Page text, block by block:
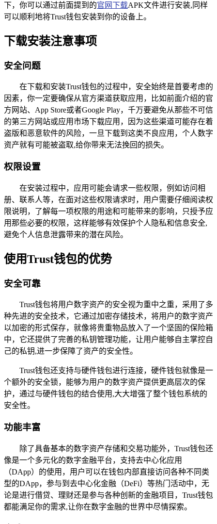
下，你可以通过前面提到的官网下载APK文件进行安装,同样
可以顺利地将Trust钱包安装到你的设备上。
下载安装注意事项
安全问题
在下载和安装Trust钱包的过程中，安全始终是首要考虑的
因素，你一定要确保从官方渠道获取应用，比如前面介绍的官
方网站、App Store或者Google Play，千万要避免从那些不可信
的第三方网站或应用市场下载应用，因为这些渠道可能存在着
盗版和恶意软件的风险，一旦下载到这类不良应用，个人数字
资产就有可能被盗取,给你带来无法挽回的损失。
权限设置
在安装过程中，应用可能会请求一些权限，例如访问相
册、联系人等，在面对这些权限请求时，用户需要仔细阅读权
限说明，了解每一项权限的用途和可能带来的影响，只授予应
用那些必要的权限，这样能够有效保护个人隐私和信息安全,
避免个人信息泄露带来的潜在风险。
使用Trust钱包的优势
安全可靠
Trust钱包将用户数字资产的安全视为重中之重，采用了多
种先进的安全技术，它通过加密存储技术，将用户的数字资产
以加密的形式保存，就像将贵重物品放入了一个坚固的保险箱
中，它还提供了完善的私钥管理功能，让用户能够自主掌控自
己的私钥,进一步保障了资产的安全性。
Trust钱包还支持与硬件钱包进行连接，硬件钱包就像是一
个额外的安全锁，能够为用户的数字资产提供更高层次的保
护，通过与硬件钱包的结合使用,大大增强了整个钱包系统的
安全性。
功能丰富
除了具备基本的数字资产存储和交易功能外，Trust钱包还
像是一个多元化的数字金融平台，支持去中心化应用
（DApp）的使用，用户可以在钱包内部直接访问各种不同类
型的DApp，参与到去中心化金融（DeFi）等热门活动中，无
论是进行借贷、理财还是参与各种创新的金融项目，Trust钱包
都能满足你的需求,让你在数字金融的世界中尽情探索。